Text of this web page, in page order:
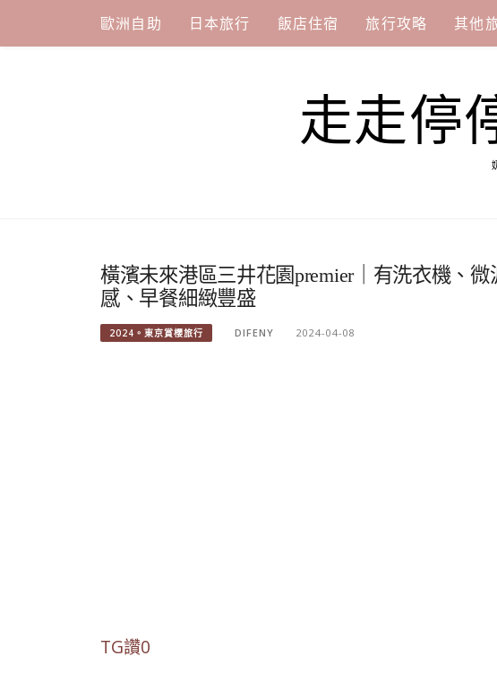
content
歐洲自助 日本旅行 飯店住宿 旅行攻略 其他
走走停
橫濱未來港區三井花園premier｜有洗衣機、
感、早餐細緻豐盛
2024。東京賞櫻旅行 DIFENY 2024-04-08
TG讚0